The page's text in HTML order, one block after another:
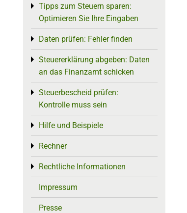
Tipps zum Steuern sparen:
Optimieren Sie Ihre Eingaben
Toggle menu
Daten prüfen: Fehler finden
Toggle menu
Steuererklärung abgeben: Daten
an das Finanzamt schicken
Toggle menu
Steuerbescheid prüfen:
Kontrolle muss sein
Toggle menu
Hilfe und Beispiele
Toggle menu
Rechner
Toggle menu
Rechtliche Informationen
Toggle menu
Impressum
Presse